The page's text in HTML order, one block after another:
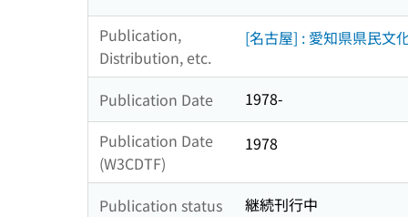
Publication,
Distribution, etc.
[名古屋] : 愛知県県民文
Publication Date
1978-
Publication Date
(W3CDTF)
1978
Publication status
継続刊行中